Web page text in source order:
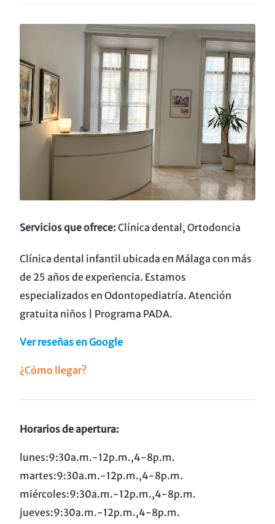
Servicios que ofrece:Clínica dental, Ortodoncia
Clínica dental infantil ubicada en Málaga con más
de 25 años de experiencia. Estamos
especializados en Odontopediatría. Atención
gratuita niños | Programa PADA.
Ver reseñas en Google
¿Cómo llegar?
Horarios de apertura:
lunes:9:30a.m.-12p.m.,4-8p.m.
martes:9:30a.m.-12p.m.,4-8p.m.
miércoles:9:30a.m.-12p.m.,4-8p.m.
jueves:9:30a.m.-12p.m.,4-8p.m.